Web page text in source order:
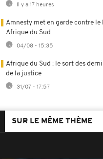
Il y a 17 heures
Amnesty met en garde contre
Afrique du Sud
04/08 - 15:35
Afrique du Sud : le sort des
de la justice
31/07 - 17:57
SUR LE MÊME THÈME